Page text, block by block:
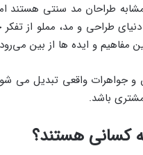
طراحان مد سنتی هستند
دنیای طراحی و مد، مملو از
مفاهیم و ایده ها از بین
جواهرات واقعی تبدیل می
باشد.
کسانی هستند؟